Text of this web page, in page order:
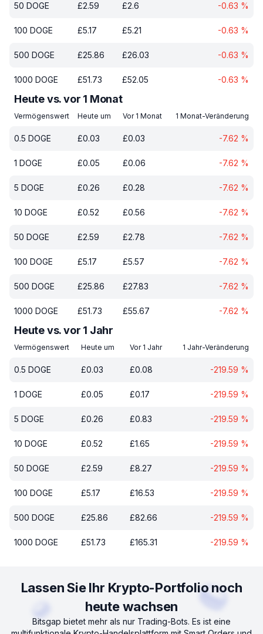
50 DOGE £2.59 £2.6 -0.63 %
100 DOGE £5.17 £5.21 -0.63 %
500 DOGE £25.86 £26.03 -0.63 %
1000 DOGE £51.73 £52.05 -0.63 %
Heute vs. vor 1 Monat
Vermögenswert Heute um Vor 1 Monat 1 Monat-Veränderung
0.5 DOGE £0.03 £0.03 -7.62 %
1 DOGE £0.05 £0.06 -7.62 %
5 DOGE £0.26 £0.28 -7.62 %
10 DOGE £0.52 £0.56 -7.62 %
50 DOGE £2.59 £2.78 -7.62 %
100 DOGE £5.17 £5.57 -7.62 %
500 DOGE £25.86 £27.83 -7.62 %
1000 DOGE £51.73 £55.67 -7.62 %
Heute vs. vor 1 Jahr
Vermögenswert Heute um Vor 1 Jahr 1 Jahr-Veränderung
0.5 DOGE £0.03 £0.08 -219.59 %
1 DOGE £0.05 £0.17 -219.59 %
5 DOGE £0.26 £0.83 -219.59 %
10 DOGE £0.52 £1.65 -219.59 %
50 DOGE £2.59 £8.27 -219.59 %
100 DOGE £5.17 £16.53 -219.59 %
500 DOGE £25.86 £82.66 -219.59 %
1000 DOGE £51.73 £165.31 -219.59 %
Lassen Sie Ihr Krypto-Portfolio noch
heute wachsen
Bitsgap bietet mehr als nur Trading-Bots. Es ist eine